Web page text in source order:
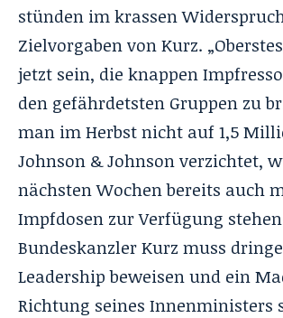
stünden im krassen
Zielvorgaben von Kurz.
jetzt sein, die knappen
den gefährdetsten Gruppen zu
man im Herbst nicht auf 1,5
Johnson & Johnson verzichtet,
nächsten Wochen bereits auch
Impfdosen zur Verfügung
Bundeskanzler Kurz muss
Leadership beweisen und ein
Richtung seines Innenministers